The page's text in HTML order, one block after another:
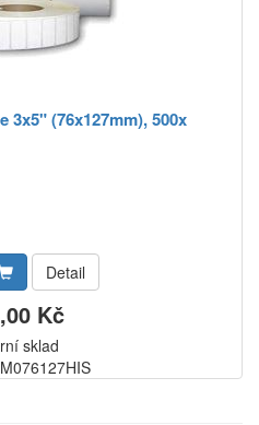
3x5" (76x127mm), 500x
Detail
Kč
sklad